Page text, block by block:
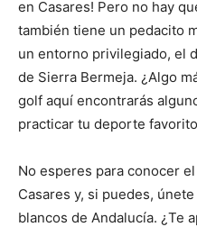
en Casares! Pero no hay
también tiene un pedacito
un entorno privilegiado, el
de Sierra Bermeja. ¿Algo
golf aquí encontrarás
practicar tu deporte
No esperes para conocer
Casares y, si puedes,
blancos de Andalucía. ¿Te